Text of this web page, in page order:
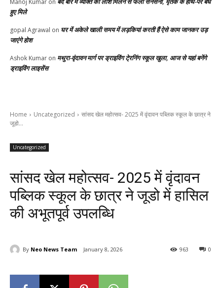
Manoj Kumar on
हुए मिले
gopal Agrawal on घर में अकेले खाली समय में लड़कियां करती हैं ऐसे काम जानकर उड़
जाएंगे होश
Ashok Kumar on मथुरा-वृंदावन मार्ग पर ड्राइविंग टे्रनिंग स्कूल खुला, आज से यहां बनेंगे
ड्राइविंग लाइसेंस